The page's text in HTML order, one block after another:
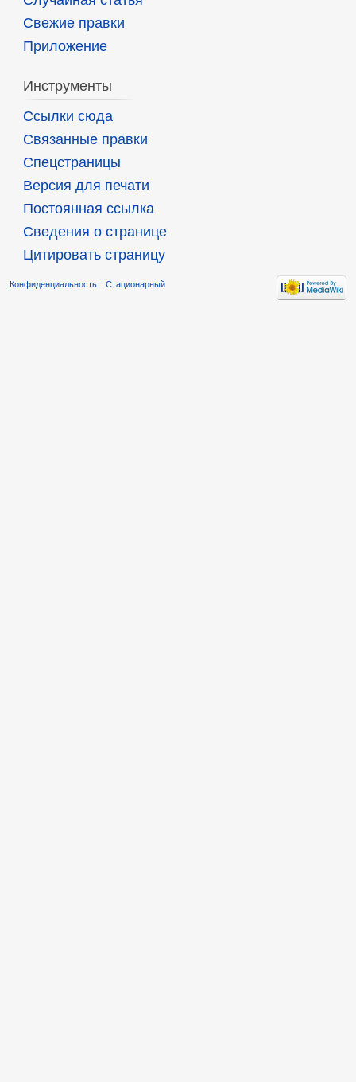
Свежие правки
Приложение
Инструменты
Ссылки сюда
Связанные правки
Спецстраницы
Версия для печати
Постоянная ссылка
Сведения о странице
Цитировать страницу
Конфиденциальность Стационарный